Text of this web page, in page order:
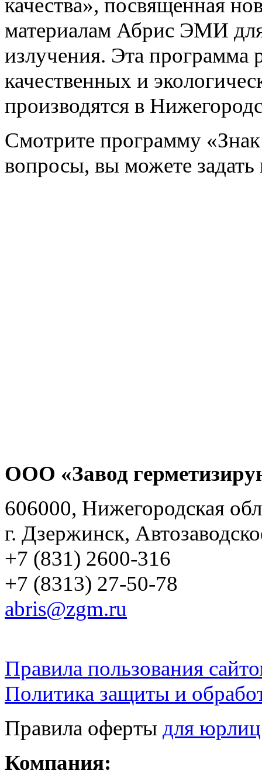
качества», посвященная
материалам Абрис ЭМИ
излучения. Эта программа
качественных и
производятся в
Смотрите программу «Знак
вопросы, вы можете
ООО «Завод
606000, Нижегородская
г. Дзержинск,
+7 (831) 2600-316
+7 (8313) 27-50-78
abris@zgm.ru
Правила пользования
Политика защиты и
Правила оферты для
Компания: